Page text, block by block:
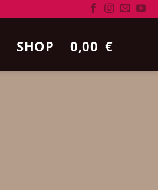
SHOP 0,00 €